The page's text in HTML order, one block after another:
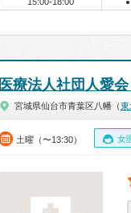
●
医療法人社団人愛
宮城県仙台市青葉区八幡（東
土曜（〜13:30） 女